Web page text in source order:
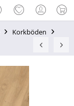
Korkböden